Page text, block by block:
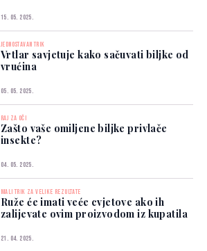
15. 05. 2025.
JEDNOSTAVAN TRIK
Vrtlar savjetuje kako sačuvati biljke od
vrućina
05. 05. 2025.
RAJ ZA OČI
Zašto vaše omiljene biljke privlače
insekte?
04. 05. 2025.
MALI TRIK ZA VELIKE REZULTATE
Ruže će imati veće cvjetove ako ih
zalijevate ovim proizvodom iz kupatila
21. 04. 2025.